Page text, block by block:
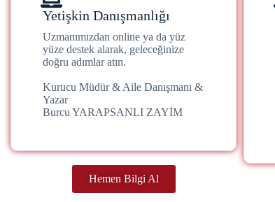
Yetişkin Danışmanlığı
Uzmanımızdan online ya da yüz
yüze destek alarak, geleceğinize
doğru adımlar atın.
Kurucu Müdür & Aile Danışmanı &
Yazar
Burcu YARAPSANLI ZAYİM
Hemen Bilgi Al